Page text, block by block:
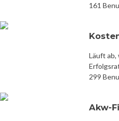
161
Läuft ab,
299
Akw-